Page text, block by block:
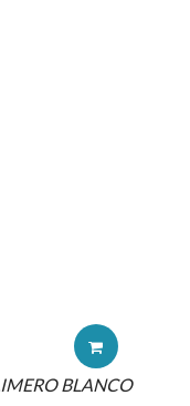
BLANCO